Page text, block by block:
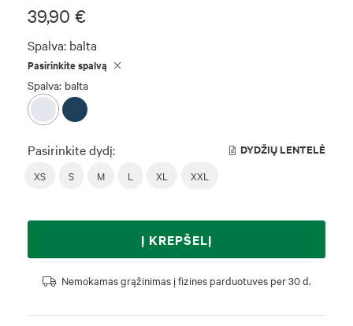
39,90 €
Spalva: balta
Pasirinkite spalvą
Spalva: balta
Pasirinkite dydį: DYDŽIŲ LENTELĖ
XS S M L XL XXL
Į KREPŠELĮ
Nemokamas grąžinimas į fizines parduotuves per 30 d.